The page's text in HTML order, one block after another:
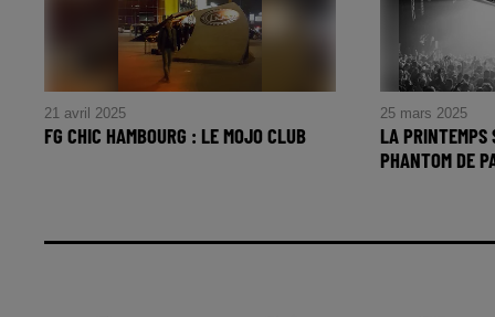
21 avril 2025
FG CHIC HAMBOURG : LE MOJO CLUB
25 mars 2025
LA PRINTEMPS
PHANTOM DE